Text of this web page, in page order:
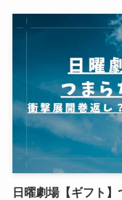
日曜劇場【ギフト